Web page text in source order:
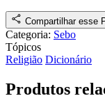
Compartilhar esse
Categoria: Sebo
Tópicos
Religião Dicionário
Produtos